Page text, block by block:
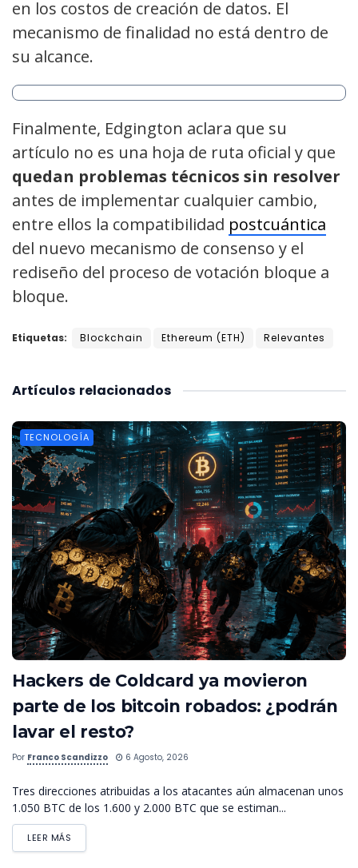
en los costos de creación de datos. El
mecanismo de finalidad no está dentro de
su alcance.
Finalmente, Edgington aclara que su
artículo no es una hoja de ruta oficial y que
quedan problemas técnicos sin resolver
antes de implementar cualquier cambio,
entre ellos la compatibilidad postcuántica
del nuevo mecanismo de consenso y el
rediseño del proceso de votación bloque a
bloque.
Etiquetas: Blockchain Ethereum (ETH) Relevantes
relacionados
Artículos
TECNOLOGÍA
Hackers de Coldcard ya movieron
parte de los bitcoin robados: ¿podrán
lavar el resto?
Por Franco Scandizzo 6 Agosto, 2026
Tres direcciones atribuidas a los atacantes aún almacenan unos
1.050 BTC de los 1.600 y 2.000 BTC que se estiman...
LEER MÁS